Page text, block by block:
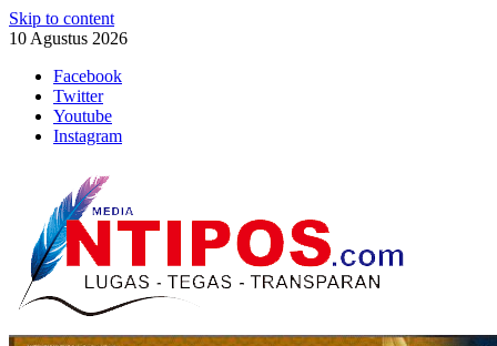
Skip to content
10 Agustus 2026
Facebook
Twitter
Youtube
Instagram